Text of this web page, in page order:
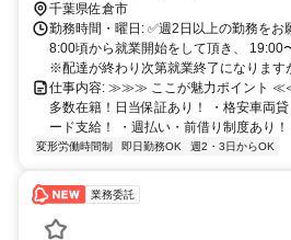
千葉県佐倉市
勤務時間・曜日: ✅週2日以上の勤務をお
8:00頃から就業開始をして頂き、 19:00
※配達が終わり次第就業終了になります
仕事内容: ≫≫≫ ここが魅力ポイント
多数在籍！日当保証あり！ ・格安車両
ード支給！ ・週払い・前借り制度あり
変形労働時間制 即日勤務OK 週2・3日からOK
業務委託